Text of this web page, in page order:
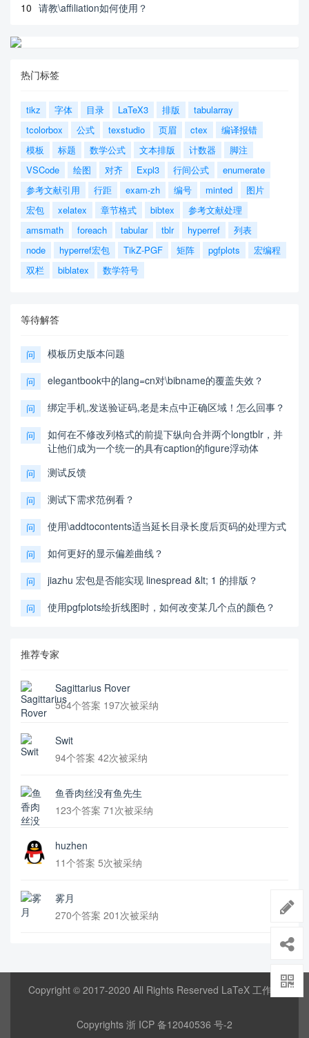
10 请教\affiliation如何使用？
热门标签
tikz 字体 目录 LaTeX3 排版
tabularray
tcolorbox
公式 texstudio 页眉 ctex
编译报错
模板
标题 数学公式 文本排版 计数器
脚注
VSCode
绘图 对齐 Expl3 行间公式
enumerate
参考文献引用
行距 exam-zh 编号 minted
图片
宏包
xelatex 章节格式 bibtex
参考文献处理
amsmath
foreach tabular tblr hyperref
列表
node
hyperref宏包 TikZ-PGF 矩阵 pgfplots
宏编程
双栏
biblatex 数学符号
等待解答
问 模板历史版本问题
问 elegantbook中的lang=cn对\bibname的覆盖失效？
问 绑定手机,发送验证码,老是未点中正确区域！怎么回事？
问
如何在不修改列格式的前提下纵向合并两个longtblr，并
让他们成为一个统一的具有caption的figure浮动体
问 测试反馈
问 测试下需求范例看？
问 使用\addtocontents适当延长目录长度后页码的处理方式
问 如何更好的显示偏差曲线？
问 jiazhu 宏包是否能实现 linespread &lt; 1 的排版？
问 使用pgfplots绘折线图时，如何改变某几个点的颜色？
推荐专家
Sagittarius Rover
564个答案 197次被采纳
Swit
94个答案 42次被采纳
鱼香肉丝没有鱼先生
123个答案 71次被采纳
huzhen
11个答案 5次被采纳
雾月
270个答案 201次被采纳
Copyright © 2017-2020 All Rights Reserved LaTeX 工作室
Copyrights 浙 ICP 备12040536 号-2